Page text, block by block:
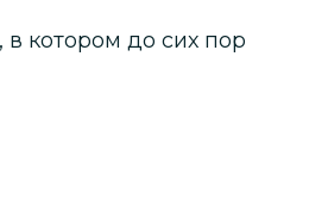
котором до сих пор